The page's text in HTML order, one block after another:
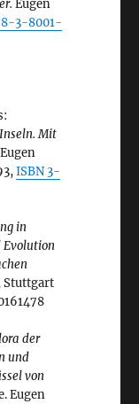
Eugen
3-8001-
Mit
ISBN 3-
in
Evolution
Stuttgart
der
und
von
Eugen